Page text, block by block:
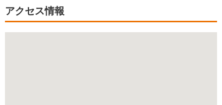
アクセス情報